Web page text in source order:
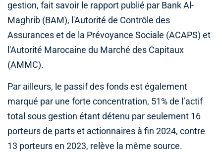
gestion, fait savoir le rapport publié par Bank Al-
Maghrib (BAM), l'Autorité de Contrôle des
Assurances et de la Prévoyance Sociale (ACAPS) et
l'Autorité Marocaine du Marché des Capitaux
(AMMC).
Par ailleurs, le passif des fonds est également
marqué par une forte concentration, 51% de l’actif
total sous gestion étant détenu par seulement 16
porteurs de parts et actionnaires à fin 2024, contre
13 porteurs en 2023, relève la même source.